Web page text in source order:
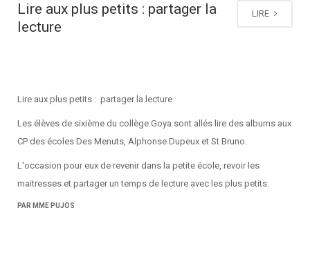
LIRE
Lire aux plus petits : partager la
lecture
Lire aux plus petits : partager la lecture
Les élèves de sixième du collège Goya sont allés lire des albums aux
CP des écoles Des Menuts, Alphonse Dupeux et St Bruno.
L'occasion pour eux de revenir dans la petite école, revoir les
maitresses et partager un temps de lecture avec les plus petits.
PAR MME PUJOS